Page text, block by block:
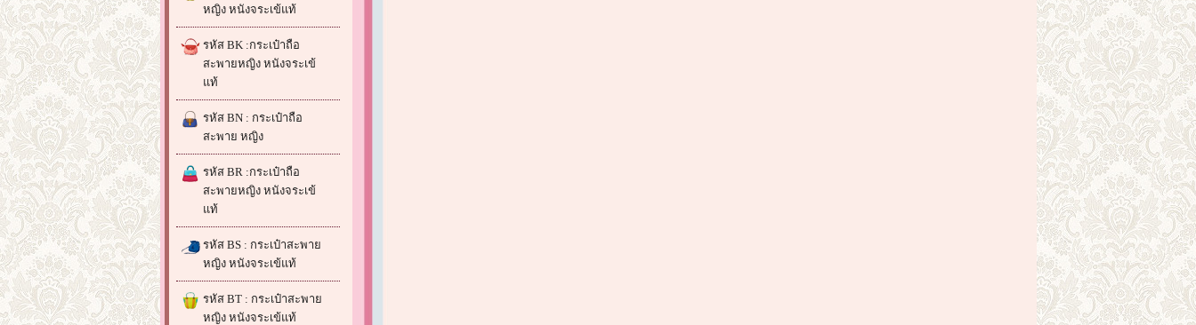
หญิง หนังจระเข้แท้
รหัส BK :กระเป๋าถือ
สะพายหญิง หนังจระเข้
แท้
รหัส BN : กระเป๋าถือ
สะพาย หญิง
รหัส BR :กระเป๋าถือ
สะพายหญิง หนังจระเข้
แท้
รหัส BS : กระเป๋าสะพาย
หญิง หนังจระเข้แท้
รหัส BT : กระเป๋าสะพาย
หญิง หนังจระเข้แท้